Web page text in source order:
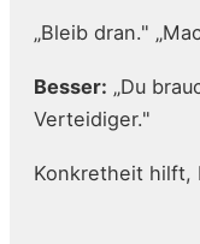
„Bleib dran."
Besser: „Du
Verteidiger."
Konkretheit hilft,